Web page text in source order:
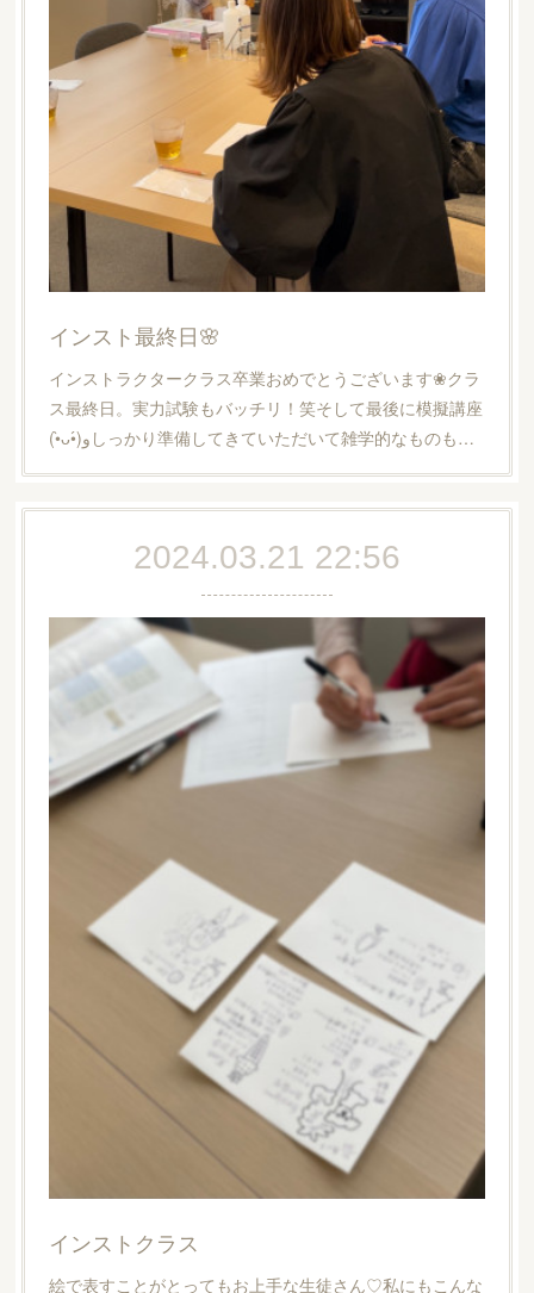
インスト最終日🌸
インストラクタークラス卒業おめでとうございます❀クラ
ス最終日。実力試験もバッチリ！笑そして最後に模擬講座
(•̀ᴗ•́)وしっかり準備してきていただいて雑学的なものも…
2024.03.21 22:56
インストクラス
絵で表すことがとってもお上手な生徒さん♡私にもこんな